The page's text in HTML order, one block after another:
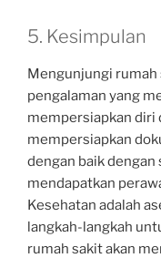
5. Kesimpulan
Mengunjungi
pengalaman yang
mempersiapkan diri
mempersiapkan
dengan baik
mendapatkan
Kesehatan adalah
langkah-langkah
rumah sakit akan